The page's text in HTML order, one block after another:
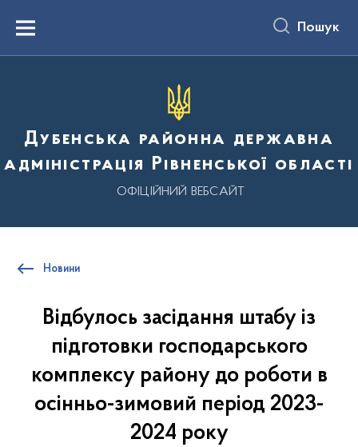
вмістуMenu Пошук
Дубенська районна державна
адміністрація Рівненської області
ОФІЦІЙНИЙ ВЕБСАЙТ
Новини
Відбулось засідання штабу із
підготовки господарського
комплексу району до роботи в
осінньо-зимовий період 2023-
2024 року